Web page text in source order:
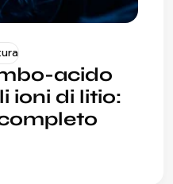
acido
ioni di litio: